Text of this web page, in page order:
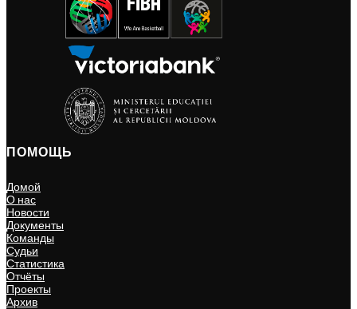
ПОМОЩЬ
Домой
О нас
Новости
Документы
Команды
Судьи
Статистика
Отчёты
Проекты
Архив